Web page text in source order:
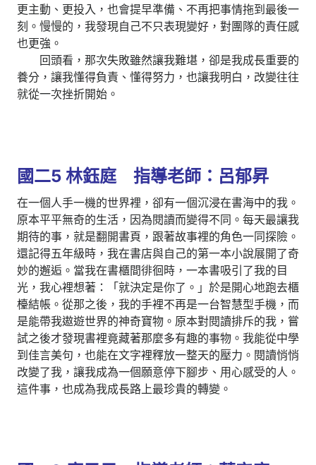
更主動、更投入，也會提早準備、不再把事情拖到最後一
刻。慢慢的，我發現自己不只表現變好，對團隊的責任感
也更強。
回頭看，那次失敗雖然讓我難堪，卻是我成長重要的
養分，讓我懂得負責、懂得努力，也讓我明白，改變往往
就從一次挫折開始。
國二5 林鈺庭 指導老師：呂郁昇
在一個人手一機的世界裡，卻有一個沉浸在書海中的我。
原本平平無奇的生活，因為閱讀而變得不同。每天最讓我
期待的事，就是翻開書頁，跟著故事裡的角色一同探險。
還記得五年級時，我在書店與自己的第一本小說展開了奇
妙的邂逅。當我在書櫃間徘徊時，一本書吸引了我的目
光，我心裡想著：「就決定是你了。」於是開心地跑去櫃
檯結帳。從那之後，我的手裡不再是一台智慧型手機，而
是能帶我遨遊世界的神奇寶物。原本對閱讀排斥的我，嘗
試之後才發現書裡竟藏著那麼多有趣的事物。我能從中學
到佳言美句，也能在文字裡釋放一整天的壓力。閱讀悄悄
改變了我，讓我成為一個願意停下腳步、用心感受的人。
這件事，也成為我成長路上最珍貴的轉變。